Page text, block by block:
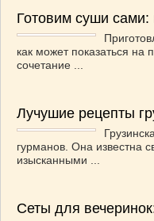
Готовим суши сами:
как может показаться
сочетание ...
Лучушие рецепты
гурманов. Она известна
изысканными ...
Сеты для